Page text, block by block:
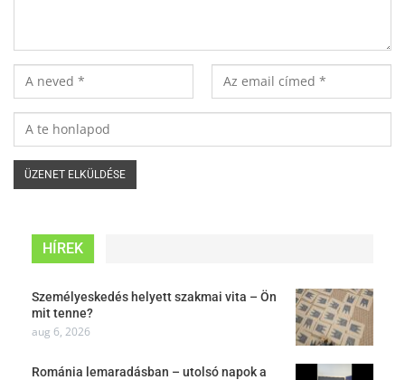
HÍREK
Személyeskedés helyett szakmai vita – Ön
mit tenne?
aug 6, 2026
Románia lemaradásban – utolsó napok a